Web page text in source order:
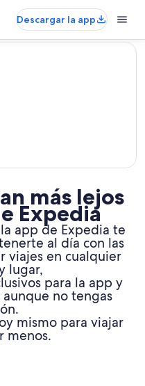
Descargar la app
más lejos
Expedia
app de Expedia te
al día con las
viajes en cualquier
lugar,
para la app y
no tengas
mismo para viajar
menos.